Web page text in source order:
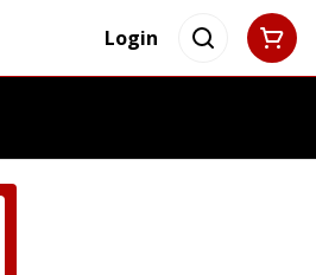
Login